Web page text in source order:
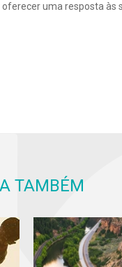
uma resposta às
TAMBÉM